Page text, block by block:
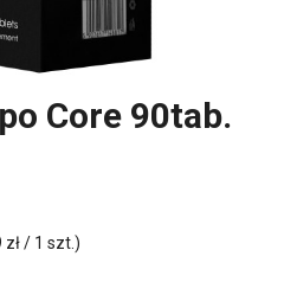
Core 90tab.
/ 1 szt.)